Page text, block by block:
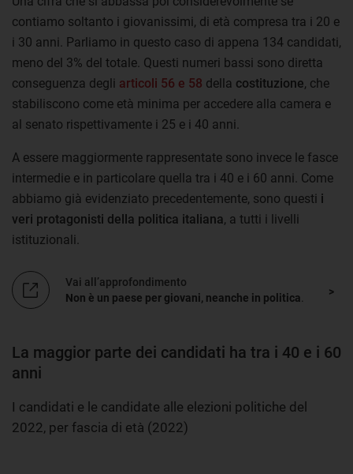
contiamo soltanto i giovanissimi, di età compresa tra i 20 e
i 30 anni. Parliamo in questo caso di appena 134 candidati,
meno del 3% del totale. Questi numeri bassi sono diretta
conseguenza degli articoli 56 e 58 della costituzione, che
stabiliscono come età minima per accedere alla camera e
al senato rispettivamente i 25 e i 40 anni.
A essere maggiormente rappresentate sono invece le fasce
intermedie e in particolare quella tra i 40 e i 60 anni. Come
abbiamo già evidenziato precedentemente, sono questi i
veri protagonisti della politica italiana, a tutti i livelli
istituzionali.
Vai all’approfondimento
Non è un paese per giovani, neanche in politica
La maggior parte dei candidati ha tra i 40 e i 60
anni
I candidati e le candidate alle elezioni politiche del
2022, per fascia di età (2022)